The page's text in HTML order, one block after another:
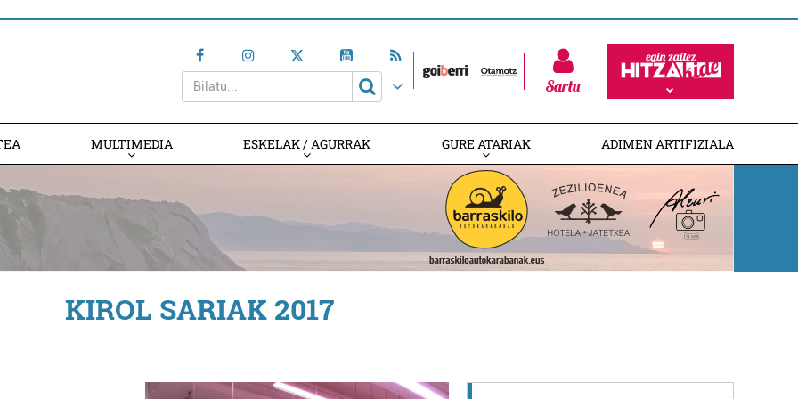
Sartu
MULTIMEDIA ESKELAK / AGURRAK GURE ATARIAK ADIMEN ARTIFIZIALA
KIROL SARIAK 2017